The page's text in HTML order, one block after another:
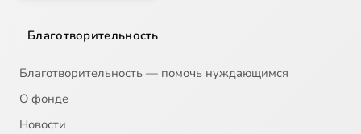
Благотворительность
Благотворительность — помочь нуждающимся
О фонде
Новости